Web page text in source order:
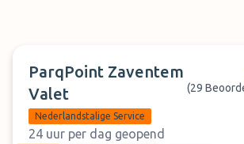
De voordelen van het valet parkeren
Airport
Bespaart tijd, stress en geld
Direct bij de luchthaven uitstappen
ParqPoint Zaventem
Valet
Nederlandstalige Service
24 uur per dag geopend
(29